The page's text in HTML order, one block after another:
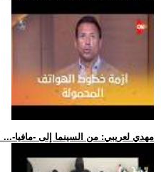
.. مهدي لعريبي: من السينما إلى -مافيا-